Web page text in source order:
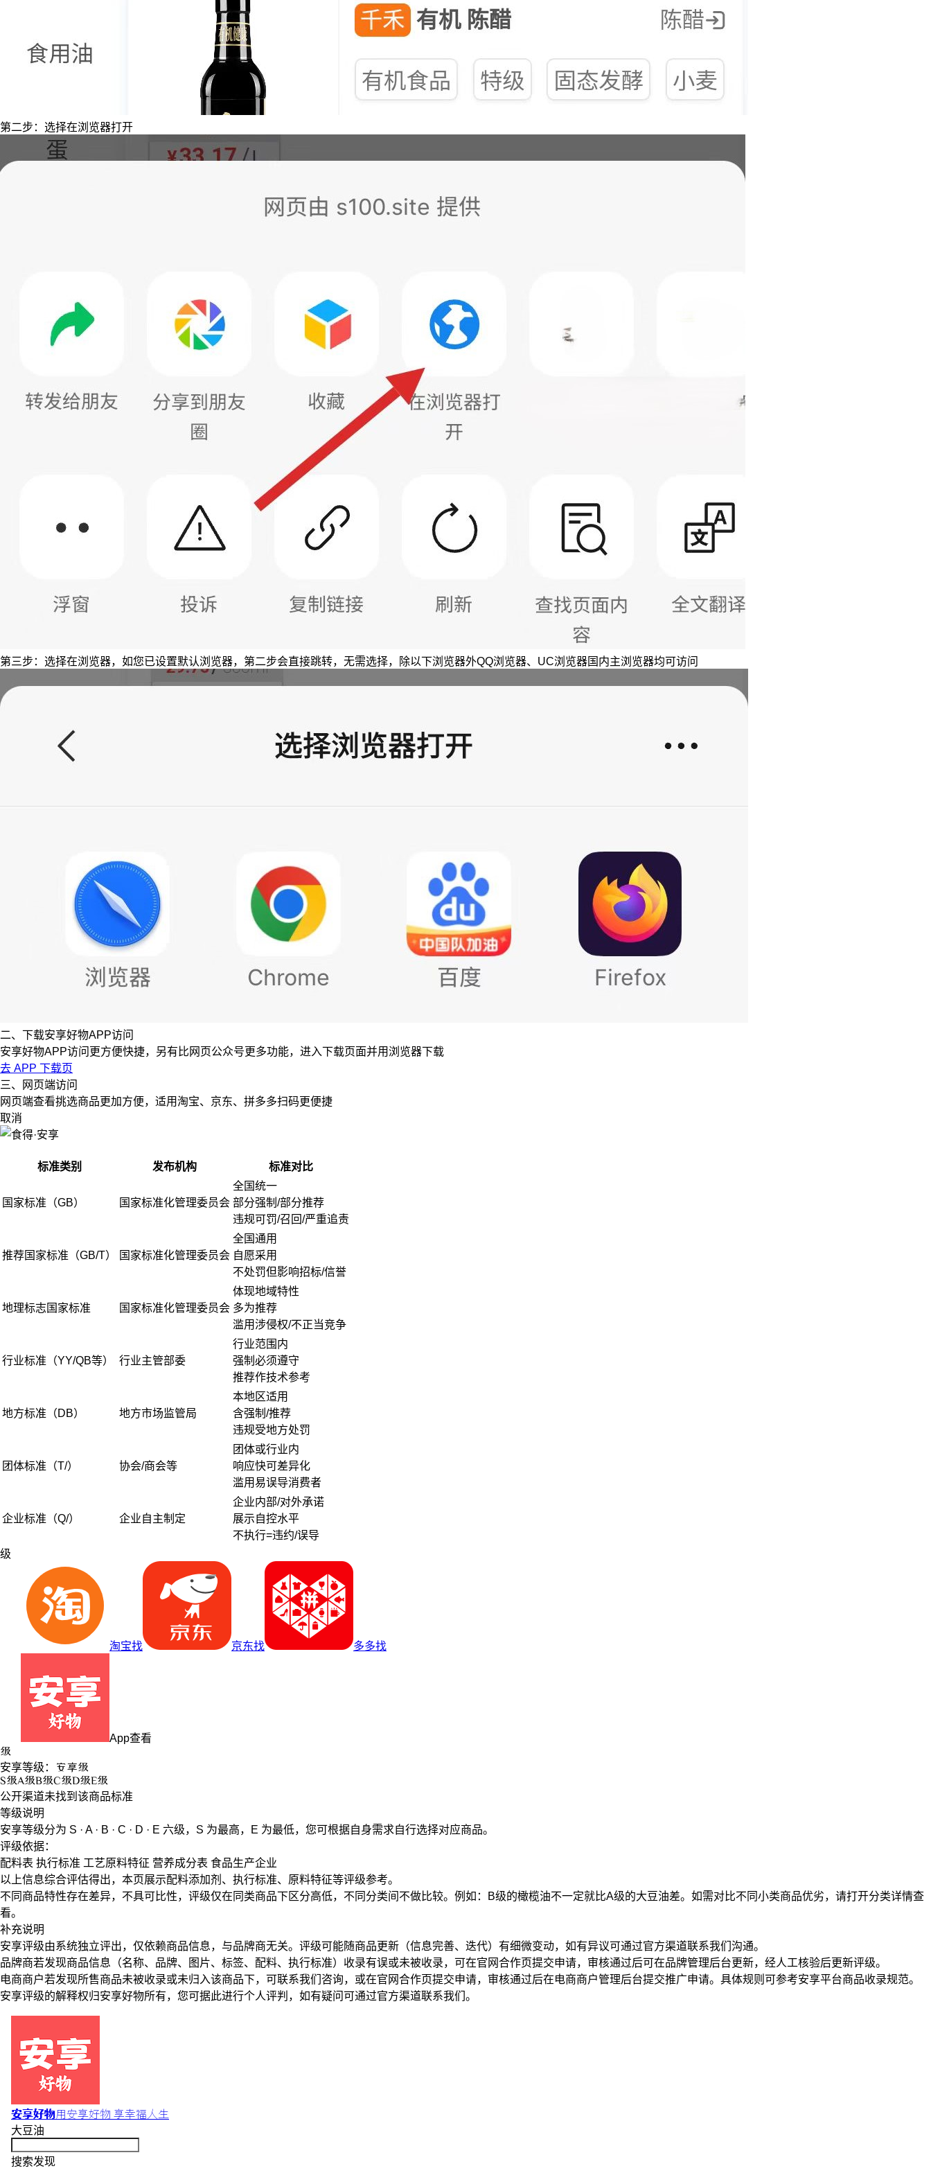
第二步：选择在浏览器打开
第三步：选择在浏览器，如您已设置默认浏览器，第二步会直接跳转，无需选择，除以下浏览器外QQ浏览器、UC浏览器国内主浏览器均可访问
二、下载安享好物APP访问
安享好物APP访问更方便快捷，另有比网页公众号更多功能，进入下载页面并用浏览器下载
去 APP 下载页
三、网页端访问
网页端查看挑选商品更加方便，适用淘宝、京东、拼多多扫码更便捷
取消
标准类别 发布机构 标准对比
国家标准（GB） 国家标准化管理委员会
全国统一
部分强制/部分推荐
违规可罚/召回/严重追责
推荐国家标准（GB/T） 国家标准化管理委员会
全国通用
自愿采用
不处罚但影响招标/信誉
地理标志国家标准 国家标准化管理委员会
体现地域特性
多为推荐
滥用涉侵权/不正当竞争
行业标准（YY/QB等） 行业主管部委
行业范围内
强制必须遵守
推荐作技术参考
地方标准（DB） 地方市场监管局
本地区适用
含强制/推荐
违规受地方处罚
团体标准（T/） 协会/商会等
团体或行业内
响应快可差异化
滥用易误导消费者
企业标准（Q/） 企业自主制定
企业内部/对外承诺
展示自控水平
不执行=违约/误导
级
淘宝找 京东找 多多找
App查看
级
安享等级： 安享级
S级A级B级C级D级E级
公开渠道未找到该商品标准
等级说明
安享等级分为 S · A · B · C · D · E 六级， S 为最高， E 为最低，您可根据自身需求自行选择对应商品。
评级依据：
配料表 执行标准 工艺原料特征 营养成分表 食品生产企业
以上信息综合评估得出，本页展示配料添加剂 、 执行标准、 原料特征等评级参考。
不同商品特性存在差异，不具可比性，评级仅在 同类商品下区分高低，不同分类间不做比较。例如：B级的橄榄油不一定就比A级的大豆油差。如需对比不同小类商品优劣，请打开分类详情查
看。
补充说明
安享评级由系统独立评出，仅依赖商品信息， 与品牌商无关。评级可能随商品更新（信息完善、迭代）有细微变动，如有异议可通过官方渠道联系我们沟通。
品牌商若发现商品信息（名称、品牌、图片、标签、配料、执行标准）收录有误或未被收录，可在官网合作页提交申请，审核通过后可在品牌管理后台更新，经人工核验后更新评级。
电商商户若发现所售商品未被收录或未归入该商品下，可联系我们咨询，或在官网合作页提交申请，审核通过后在电商商户管理后台提交推广申请。具体规则可参考安享平台商品收录规范。
安享评级的解释权归安享好物所有，您可据此进行个人评判，如有疑问可通过官方渠道联系我们。
安享好物用安享好物 享幸福人生
大豆油
搜索发现